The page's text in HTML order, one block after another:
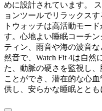
めに設計されています。
ョンツールでリラックス
トウォッチは高活動モー
す。心地よい睡眠コーチ
ティン、雨音や海の波音
然音で、Watch Fit 4は自然
た、動脈の硬さを監視し
ことができ、潜在的な心
供し、安らかな睡眠とと